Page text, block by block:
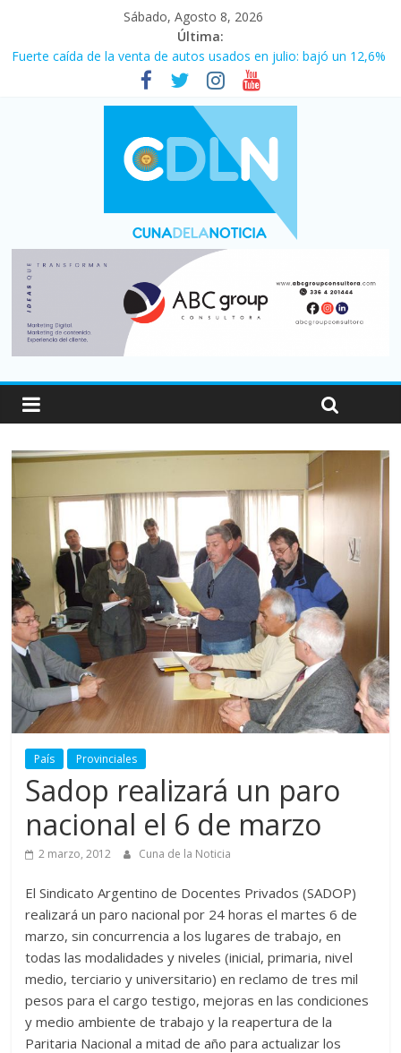
Sábado, Agosto 8, 2026
Última:
Fuerte caída de la venta de autos usados en julio: bajó un 12,6%
Central venció 1 a 0 al River de Coudet en el Monumental
La morosidad alcanzó su nivel más alto en dos décadas y ya
afecta a 400 mil deudores en Santa Fe
Desde que asumió Milei cerraron 41.000 kioscos: el sector
denuncia crisis como en 2001
Vacaciones de invierno con más movimiento y consumo
turístico: 4,6 millones de personas viajaron por el país, un 5,9%
País Provinciales
Sadop realizará un paro
nacional el 6 de marzo
2 marzo, 2012 Cuna de la Noticia
El Sindicato Argentino de Docentes Privados (SADOP)
realizará un paro nacional por 24 horas el martes 6 de
marzo, sin concurrencia a los lugares de trabajo, en
todas las modalidades y niveles (inicial, primaria, nivel
medio, terciario y universitario) en reclamo de tres mil
pesos para el cargo testigo, mejoras en las condiciones
y medio ambiente de trabajo y la reapertura de la
Paritaria Nacional a mitad de año para actualizar los